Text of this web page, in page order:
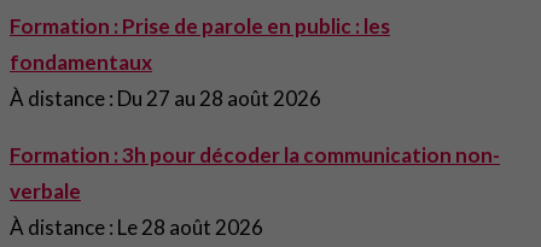
Formation : Prise de parole en public : les
fondamentaux
À distance : Du 27 au 28 août 2026
Formation : 3h pour décoder la communication non-
verbale
À distance : Le 28 août 2026